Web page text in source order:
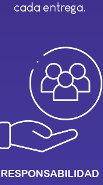
cada entrega.
RESPONSABILIDAD